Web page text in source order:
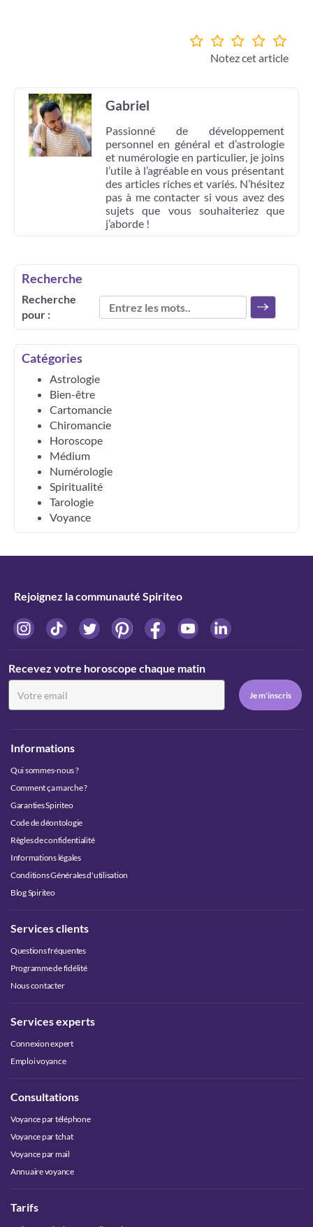
Notez cet article
Gabriel
Passionné de développement
personnel en général et d’astrologie
et numérologie en particulier, je joins
l’utile à l’agréable en vous présentant
des articles riches et variés. N’hésitez
pas à me contacter si vous avez des
sujets que vous souhaiteriez que
j’aborde !
Recherche
Recherche
pour :
Catégories
Astrologie
Bien-être
Cartomancie
Chiromancie
Horoscope
Médium
Numérologie
Spiritualité
Tarologie
Voyance
Rejoignez la communauté Spiriteo
Recevez votre horoscope chaque matin
Informations
Qui sommes-nous ?
Comment ça marche ?
Garanties Spiriteo
Code de déontologie
Règles de confidentialité
Informations légales
Conditions Générales d'utilisation
Blog Spiriteo
Services clients
Questions fréquentes
Programme de fidélité
Nous contacter
Services experts
Connexion expert
Emploi voyance
Consultations
Voyance par téléphone
Voyance par tchat
Voyance par mail
Annuaire voyance
Tarifs